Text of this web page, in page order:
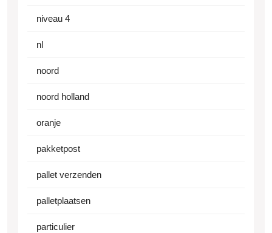
niveau 4
nl
noord
noord holland
oranje
pakketpost
pallet verzenden
palletplaatsen
particulier